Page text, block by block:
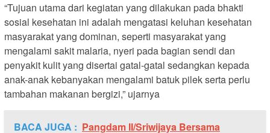
“Tujuan utama dari kegiatan yang dilakukan pada bhakti
sosial kesehatan ini adalah mengatasi keluhan kesehatan
masyarakat yang dominan, seperti masyarakat yang
mengalami sakit malaria, nyeri pada bagian sendi dan
penyakit kulit yang disertai gatal-gatal sedangkan kepada
anak-anak kebanyakan mengalami batuk pilek serta perlu
tambahan makanan bergizi,” ujarnya
BACA JUGA : Pangdam II/Sriwijaya Bersama